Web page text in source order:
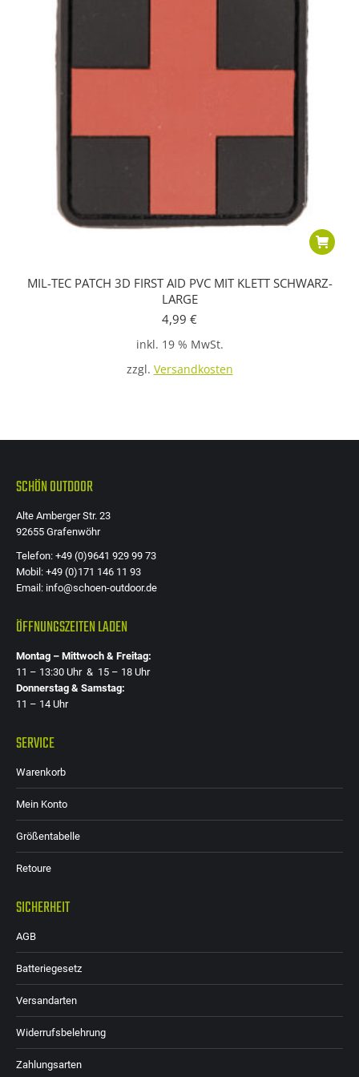
MIL-TEC PATCH 3D FIRST AID PVC MIT KLETT SCHWARZ-
LARGE
4,99 €
inkl. 19 % MwSt.
zzgl. Versandkosten
SCHÖN OUTDOOR
Alte Amberger Str. 23
92655 Grafenwöhr
Telefon: +49 (0)9641 929 99 73
Mobil: +49 (0)171 146 11 93
Email: info@schoen-outdoor.de
ÖFFNUNGSZEITEN LADEN
Montag – Mittwoch & Freitag:
11 – 13:30 Uhr & 15 – 18 Uhr
Donnerstag & Samstag:
11 – 14 Uhr
SERVICE
Warenkorb
Mein Konto
Größentabelle
Retoure
SICHERHEIT
AGB
Batteriegesetz
Versandarten
Widerrufsbelehrung
Zahlungsarten